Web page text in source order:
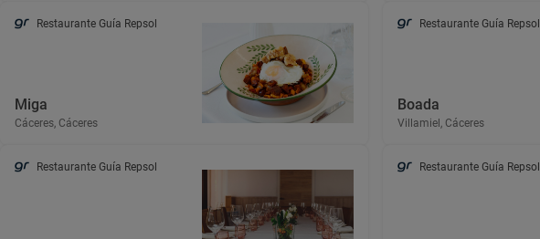
Restaurante Guía Repsol
Miga
Cáceres, Cáceres
Restaurante Guía Repsol
Boada
Villamiel, Cáceres
Restaurante Guía Repsol Restaurante Guía Repsol